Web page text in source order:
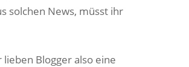
solchen News, müsst ihr
lieben Blogger also eine